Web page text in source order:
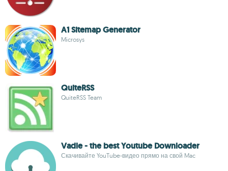
A1 Sitemap Generator
Microsys
QuiteRSS
QuiteRSS Team
Vadle - the best Youtube Downloader
Скачивайте YouTube-видео прямо на свой Mac